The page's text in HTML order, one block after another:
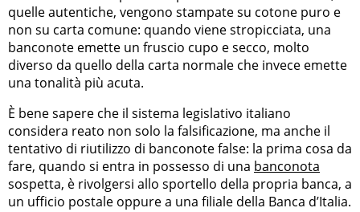
quelle autentiche, vengono stampate su cotone puro e
non su carta comune: quando viene stropicciata, una
banconote emette un fruscio cupo e secco, molto
diverso da quello della carta normale che invece emette
una tonalità più acuta.
È bene sapere che il sistema legislativo italiano
considera reato non solo la falsificazione, ma anche il
tentativo di riutilizzo di banconote false: la prima cosa da
fare, quando si entra in possesso di una banconota
sospetta, è rivolgersi allo sportello della propria banca, a
un ufficio postale oppure a una filiale della Banca d’Italia.